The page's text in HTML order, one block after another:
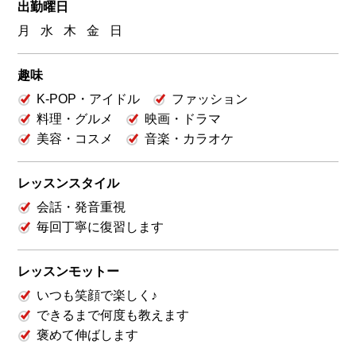
出勤曜日
月
水 木 金 日
趣味
K-POP・アイドル
ファッション
料理・グルメ
映画・ドラマ
美容・コスメ
音楽・カラオケ
レッスンスタイル
会話・発音重視
毎回丁寧に復習します
レッスンモットー
いつも笑顔で楽しく♪
できるまで何度も教えます
褒めて伸ばします